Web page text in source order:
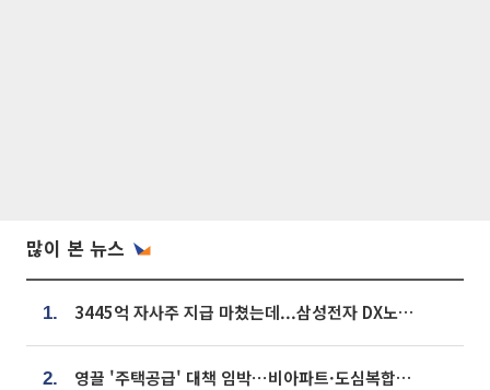
많이 본 뉴스
1. 3445억 자사주 지급 마쳤는데...삼성전자 DX노조, 뒤늦은 '떼쓰기 집회'
2. 영끌 '주택공급' 대책 임박⋯비아파트·도심복합까지 총동원